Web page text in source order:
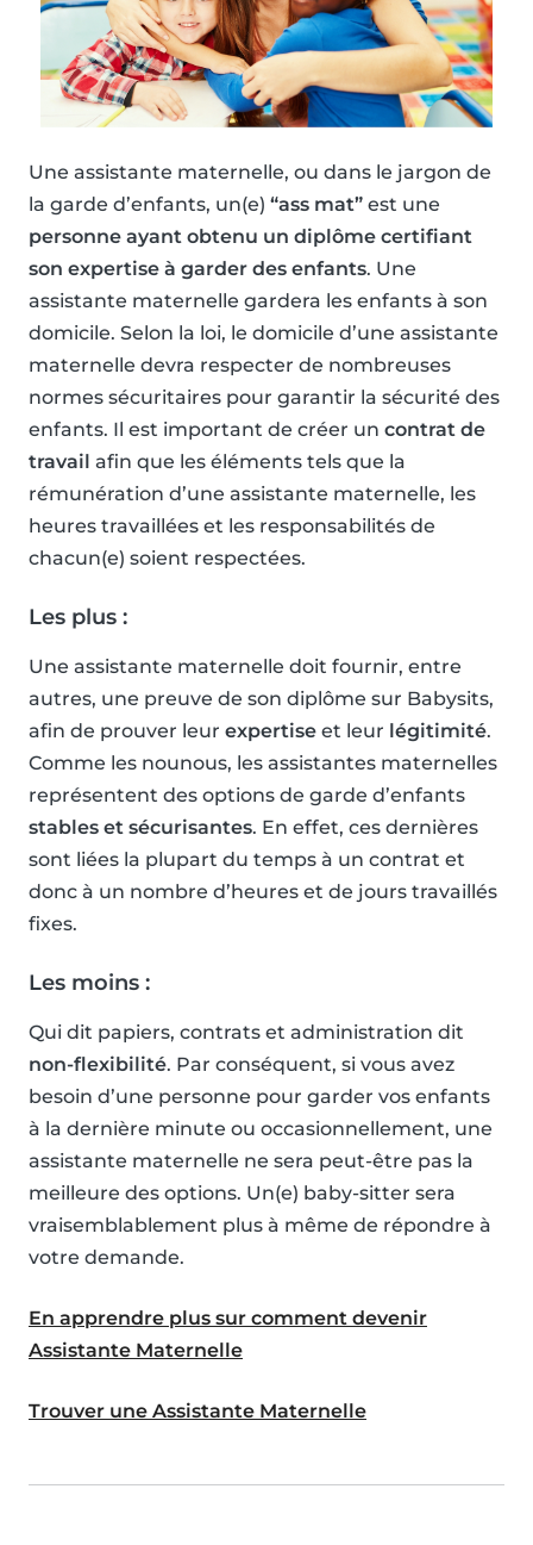
Une assistante maternelle, ou dans le jargon de
la garde d’enfants, un(e) “ass mat” est une
personne ayant obtenu un diplôme certifiant
son expertise à garder des enfants. Une
assistante maternelle gardera les enfants à son
domicile. Selon la loi, le domicile d’une assistante
maternelle devra respecter de nombreuses
normes sécuritaires pour garantir la sécurité des
enfants. Il est important de créer un contrat de
travail afin que les éléments tels que la
rémunération d’une assistante maternelle, les
heures travaillées et les responsabilités de
chacun(e) soient respectées.
Les plus :
Une assistante maternelle doit fournir, entre
autres, une preuve de son diplôme sur Babysits,
afin de prouver leur expertise et leur légitimité.
Comme les nounous, les assistantes maternelles
représentent des options de garde d’enfants
stables et sécurisantes. En effet, ces dernières
sont liées la plupart du temps à un contrat et
donc à un nombre d’heures et de jours travaillés
fixes.
Les moins :
Qui dit papiers, contrats et administration dit
non-flexibilité. Par conséquent, si vous avez
besoin d’une personne pour garder vos enfants
à la dernière minute ou occasionnellement, une
assistante maternelle ne sera peut-être pas la
meilleure des options. Un(e) baby-sitter sera
vraisemblablement plus à même de répondre à
votre demande.
En apprendre plus sur comment devenir
Assistante Maternelle
Trouver une Assistante Maternelle